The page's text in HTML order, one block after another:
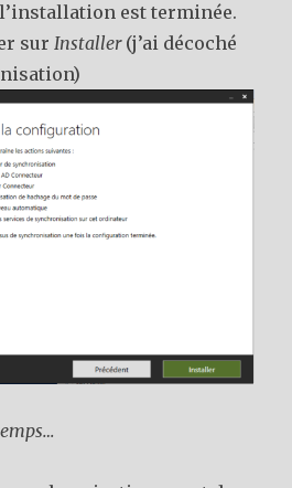
est terminée.
surInstaller(j’ai décoché